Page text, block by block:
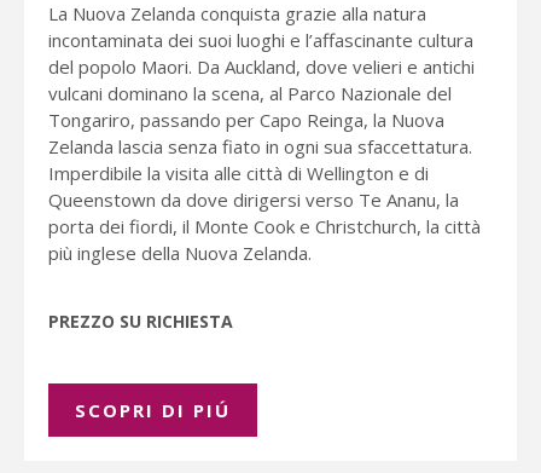
La Nuova Zelanda conquista grazie alla natura
incontaminata dei suoi luoghi e l’affascinante cultura
del popolo Maori. Da Auckland, dove velieri e antichi
vulcani dominano la scena, al Parco Nazionale del
Tongariro, passando per Capo Reinga, la Nuova
Zelanda lascia senza fiato in ogni sua sfaccettatura.
Imperdibile la visita alle città di Wellington e di
Queenstown da dove dirigersi verso Te Ananu, la
porta dei fiordi, il Monte Cook e Christchurch, la città
più inglese della Nuova Zelanda.
PREZZO SU RICHIESTA
SCOPRI DI PIÚ